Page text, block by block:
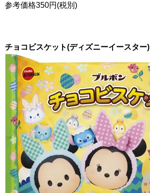
参考価格350円(税別)
チョコビスケット(ディズニーイースター)